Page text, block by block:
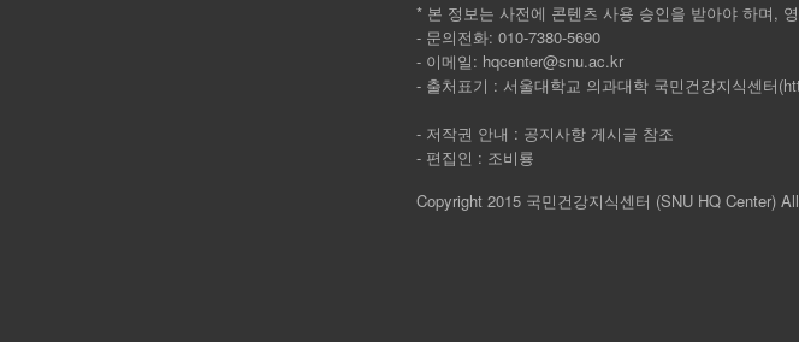
* 본 정보는 사전에 콘텐츠 사용 승인을 받아야 하며,
- 문의전화: 010-7380-5690
- 이메일: hqcenter@snu.ac.kr
- 출처표기 : 서울대학교 의과대학 국민건강지식센터
- 저작권 안내 : 공지사항 게시글 참조
- 편집인 : 조비룡
Copyright 2015 국민건강지식센터 (SNU HQ Center)